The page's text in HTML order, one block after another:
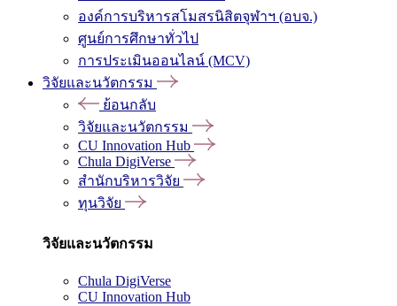
องค์การบริหารสโมสรนิสิตจุฬาฯ (อบจ.)
ศูนย์การศึกษาทั่วไป
การประเมินออนไลน์ (MCV)
วิจัยและนวัตกรรม
ย้อนกลับ
วิจัยและนวัตกรรม
CU Innovation Hub
Chula DigiVerse
สำนักบริหารวิจัย
ทุนวิจัย
วิจัยและนวัตกรรม
Chula DigiVerse
CU Innovation Hub